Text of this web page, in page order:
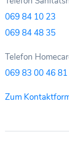
069 84 10 23
069 84 48 35
Telefon
069 83 00 46 81
Zum